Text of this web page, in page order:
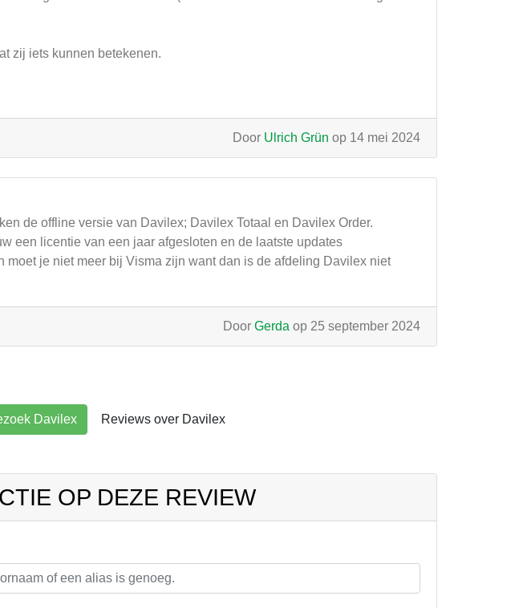
zij iets kunnen betekenen.
Door Ulrich Grün op 14 mei 2024
de offline versie van Davilex; Davilex Totaal en Davilex Order.
een licentie van een jaar afgesloten en de laatste updates
moet je niet meer bij Visma zijn want dan is de afdeling Davilex niet
Door Gerda op 25 september 2024
Davilex Reviews over Davilex
OP DEZE REVIEW